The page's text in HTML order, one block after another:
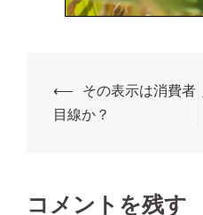
⟵
その表示は消費者
目線か？
コメントを残す